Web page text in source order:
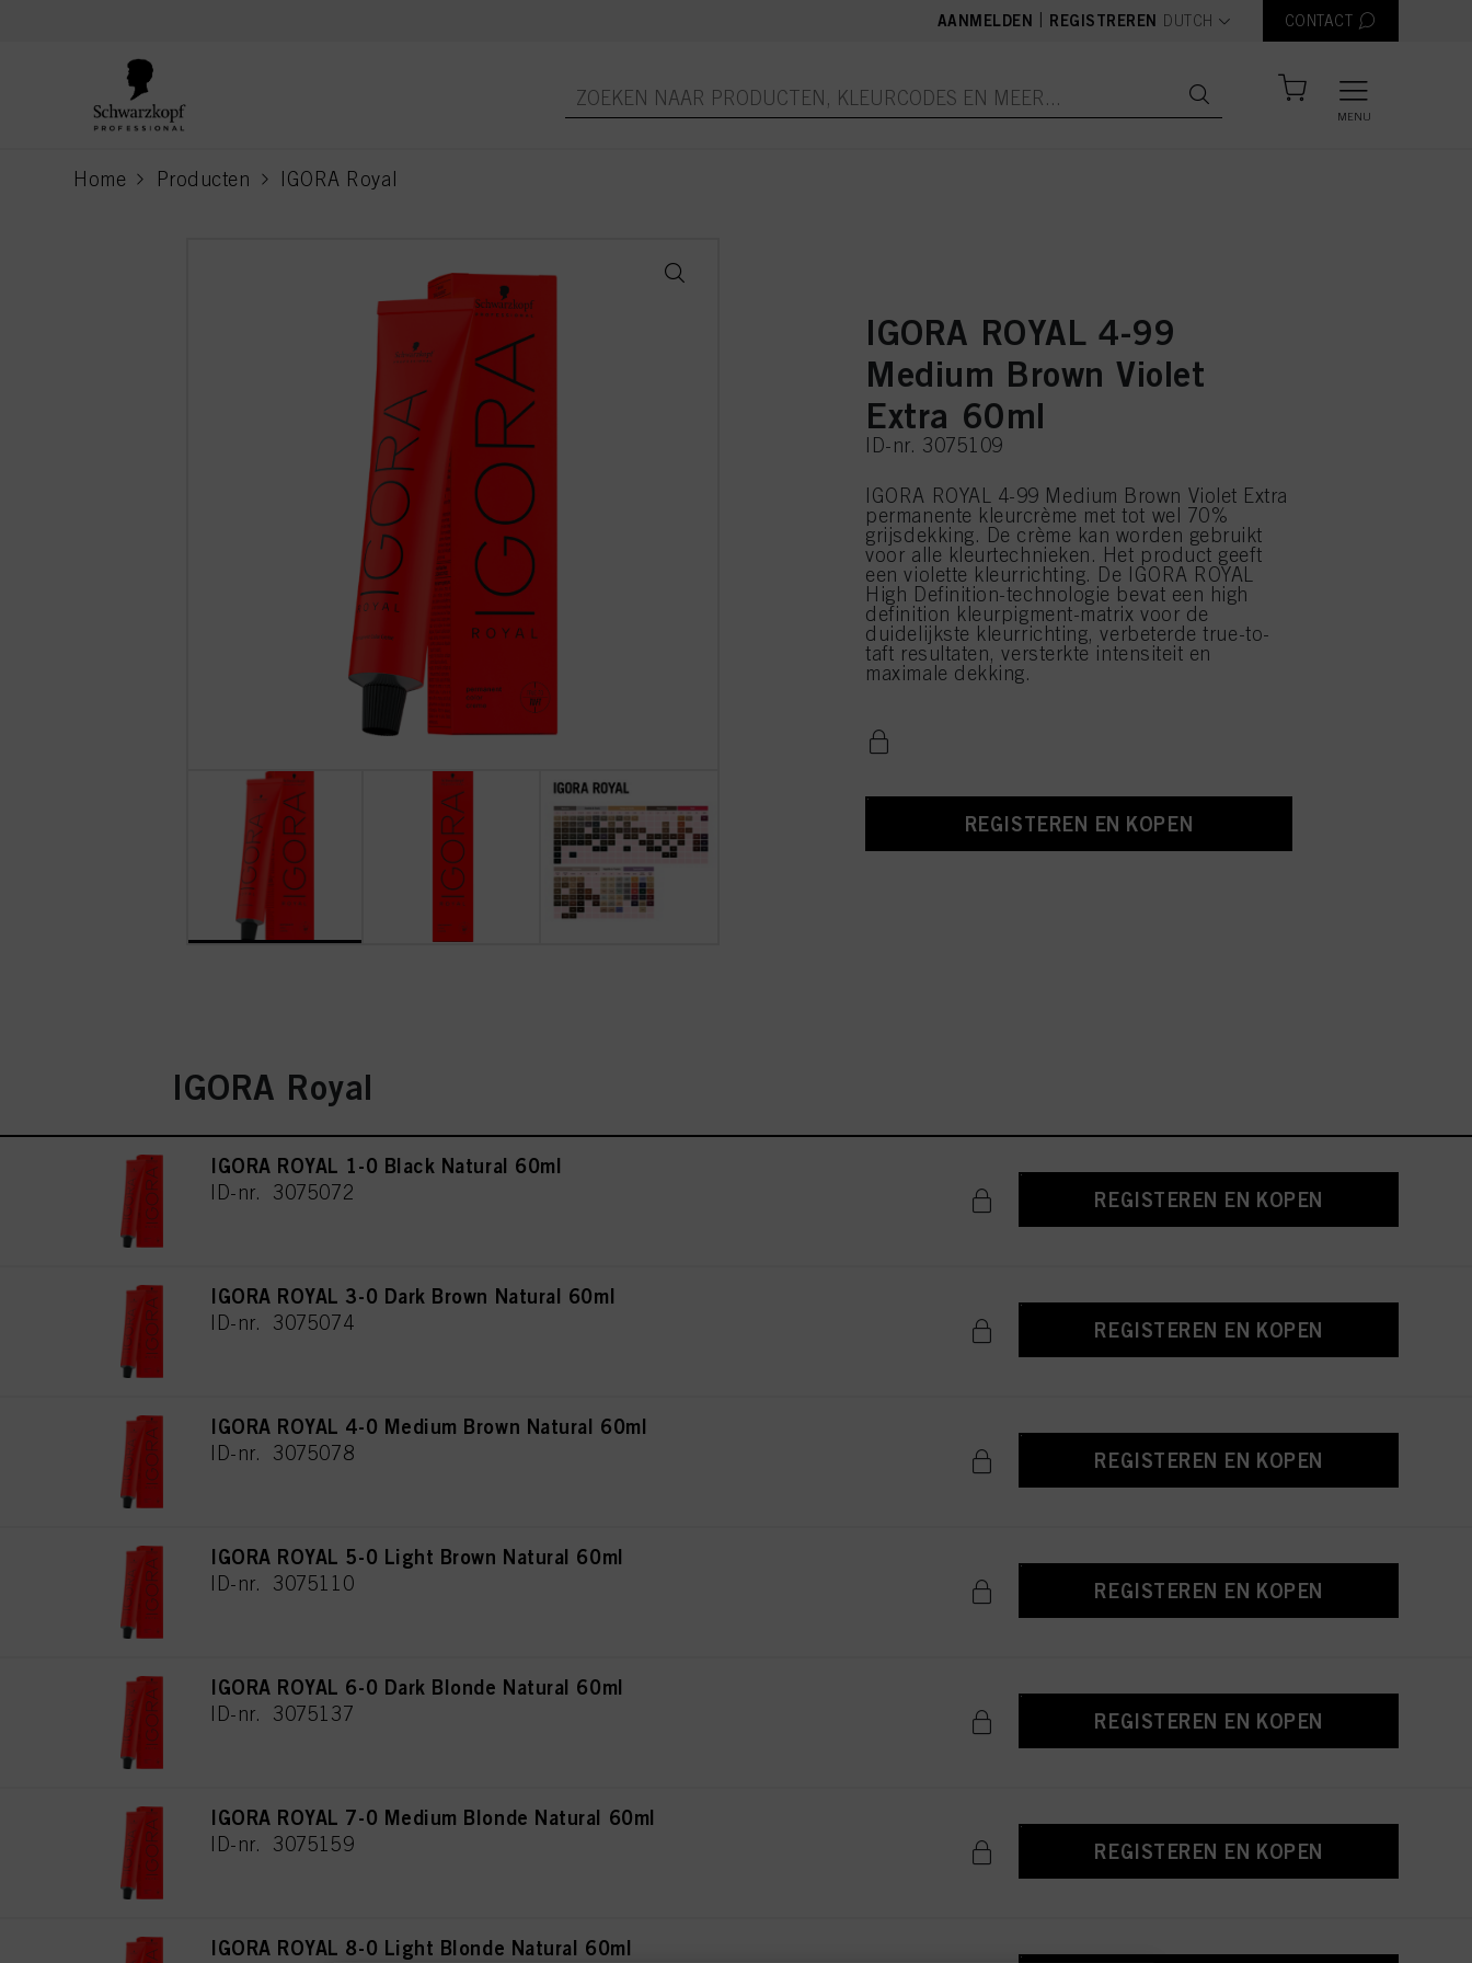
AANMELDEN REGISTREREN text.language
DUTCH CONTACT
MENU
Home Producten IGORA Royal
current page
IGORA ROYAL 4-99
Medium Brown Violet
Extra 60ml
ID-nr. 3075109
IGORA ROYAL 4-99 Medium Brown Violet Extra
permanente kleurcrème met tot wel 70%
grijsdekking. De crème kan worden gebruikt
voor alle kleurtechnieken. Het product geeft
een violette kleurrichting. De IGORA ROYAL
High Definition-technologie bevat een high
definition kleurpigment-matrix voor de
duidelijkste kleurrichting, verbeterde true-to-
taft resultaten, versterkte intensiteit en
maximale dekking.
REGISTEREN EN KOPEN
IGORA Royal
IGORA ROYAL 1-0 Black Natural 60ml
ID-nr. 3075072 REGISTEREN EN KOPEN
IGORA ROYAL 3-0 Dark Brown Natural 60ml
ID-nr. 3075074 REGISTEREN EN KOPEN
IGORA ROYAL 4-0 Medium Brown Natural 60ml
ID-nr. 3075078 REGISTEREN EN KOPEN
IGORA ROYAL 5-0 Light Brown Natural 60ml
ID-nr. 3075110 REGISTEREN EN KOPEN
IGORA ROYAL 6-0 Dark Blonde Natural 60ml
ID-nr. 3075137 REGISTEREN EN KOPEN
IGORA ROYAL 7-0 Medium Blonde Natural 60ml
ID-nr. 3075159 REGISTEREN EN KOPEN
IGORA ROYAL 8-0 Light Blonde Natural 60ml